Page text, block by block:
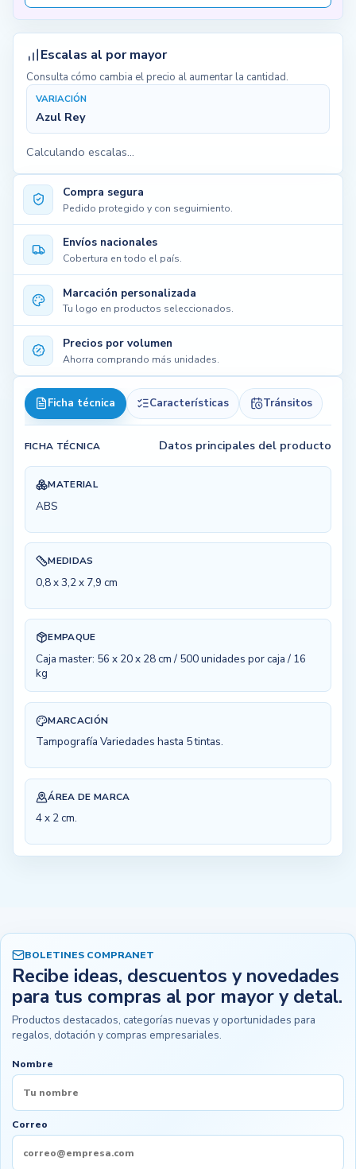
Compra segura
Pedido protegido y con seguimiento.
Envíos nacionales
Cobertura en todo el país.
Marcación personalizada
Tu logo en productos seleccionados.
Precios por volumen
Ahorra comprando más unidades.
Ficha técnica Características Tránsitos
FICHA TÉCNICA Datos principales del producto
MATERIAL
ABS
MEDIDAS
0,8 x 3,2 x 7,9 cm
EMPAQUE
Caja master: 56 x 20 x 28 cm / 500 unidades por caja / 16
kg
MARCACIÓN
Tampografía Variedades hasta 5 tintas.
ÁREA DE MARCA
4 x 2 cm.
Escalas al por mayor
Consulta cómo cambia el precio al aumentar la cantidad.
VARIACIÓN
Azul Rey
Calculando escalas...
BOLETINES COMPRANET
Recibe ideas, descuentos y novedades
para tus compras al por mayor y detal.
Productos destacados, categorías nuevas y oportunidades para
regalos, dotación y compras empresariales.
Nombre
Correo